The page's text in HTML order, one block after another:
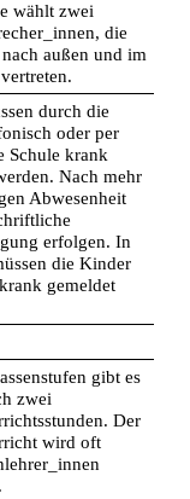
wählt zwei
die
außen und im
durch die
oder per
Schule krank
Nach mehr
Abwesenheit
erfolgen. In
die Kinder
gemeldet
gibt es
zwei
Der
wird oft